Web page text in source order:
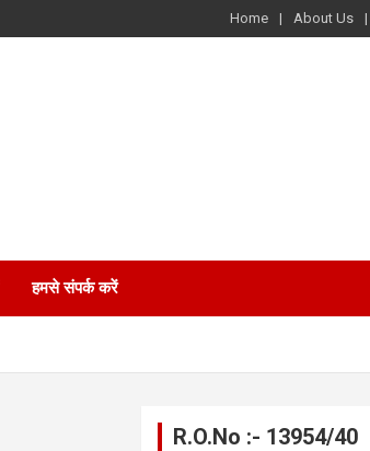
Home About Us
हमसे संपर्क करें
R.O.No :- 13954/40